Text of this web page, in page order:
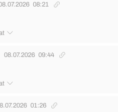
08:21
08.07.2026 09:44
01:26